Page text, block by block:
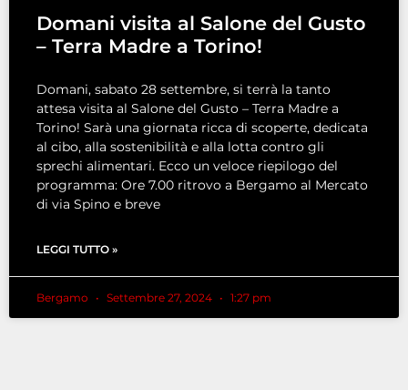
Domani visita al Salone del Gusto
– Terra Madre a Torino!
Domani, sabato 28 settembre, si terrà la tanto
attesa visita al Salone del Gusto – Terra Madre a
Torino! Sarà una giornata ricca di scoperte, dedicata
al cibo, alla sostenibilità e alla lotta contro gli
sprechi alimentari. Ecco un veloce riepilogo del
programma: Ore 7.00 ritrovo a Bergamo al Mercato
di via Spino e breve
LEGGI TUTTO »
Bergamo Settembre 27, 2024 1:27 pm